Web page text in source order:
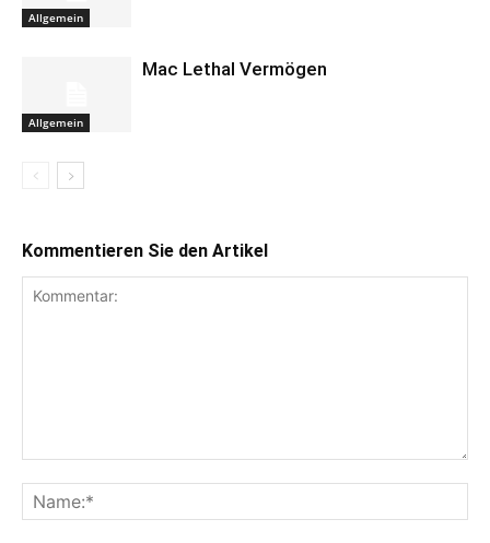
Allgemein
Allgemein
Mac Lethal Vermögen
Kommentieren Sie den Artikel